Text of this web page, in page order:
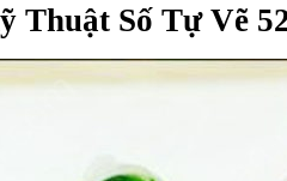
Thuật Số Tự Vẽ